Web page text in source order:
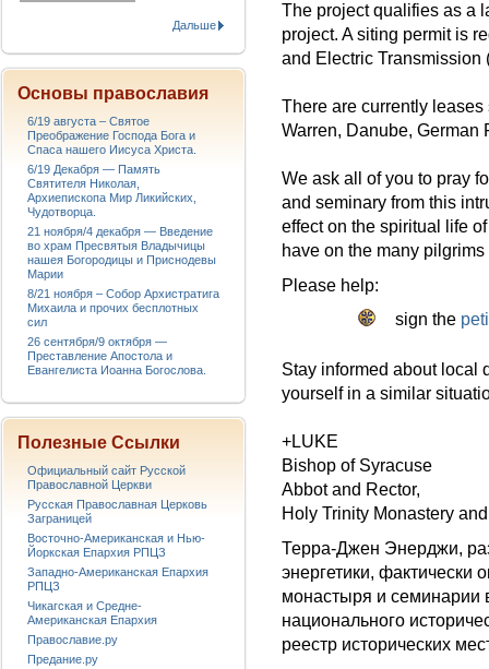
The project qualifies as a
project. A siting permit is
and Electric Transmission
There are currently
Warren, Danube, German
We ask all of you to pray
and seminary from this
effect on the spiritual life
have on the many
Please help:
sign the
Stay informed about local
yourself in a similar
+LUKE
Bishop of Syracuse
Abbot and Rector,
Holy Trinity Monastery
Терра-Джен Энерджи,
энергетики, фактически
монастыря и
национального
реестр исторических
Дальше
Основы православия
6/19 августа – Святое
Преображение Господа Бога и
Спаса нашего Иисуса Христа.
6/19 Декабря — Память
Святителя Николая,
Архиепископа Мир Ликийских,
Чудотворца.
21 ноября/4 декабря — Введение
во храм Пресвятыя Владычицы
нашея Богородицы и Приснодевы
Марии
8/21 ноября – Собор Архистратига
Михаила и прочих бесплотных
сил
26 сентября/9 октября —
Преставление Апостола и
Евангелиста Иоанна Богослова.
Полезные Ссылки
Официальный сайт Русской
Православной Церкви
Русская Православная Церковь
Заграницей
Восточно-Американская и Нью-
Йоркская Епархия РПЦЗ
Западно-Американская Епархия
РПЦЗ
Чикагская и Средне-
Американская Епархия
Православие.ру
Предание.ру